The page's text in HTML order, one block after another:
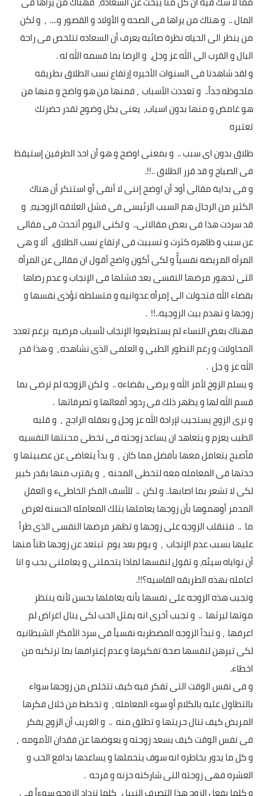
أخبار الرياضة
أخبار الفن
صحة
البوابة التعليمية
اقتصاد
المرأة والطفل
حكاية صورة
ثقافة
بداية tv
حوادث
المال .. و هناك من يراها فى الصحه و الأولاد و القصور و.... ، و لكن
من ينظر الى الحياه نظرة صائبه يعرف أن السعاده تتلخص فى راحة
البال و القرب الى الله عز وجل، و الرضا بما قسمه الله له .
و لقد شاهدنا فى السنوات الأخيره إرتفاع نسب الطلاق بطريقه
ملحوظه جداً.. و تعددت الأسباب ، فمنها من هو واضح و منها من
هو غامض و منها بدون اسباب، يعنى بكل وضوح تقدر حضرتك
تعتبره
طلاق بدون اى سبب .. و بمعنى اوضح و هو أن احد الطرفين إستيقظ
فى الصباح و قد قرر الطلاق ..!!.
و فى بداية مقالى أود أن اوضح إننى لا أنفى أو استنكر أن هناك
الكثير من الرجال هم السبب الرئيسى فى فشل العلاقه الزوجيه، و
قد سردت هذا فى بعض مقالاتى.. و لكنى اليوم أتحدث فى مقالى
عن سبب و ظاهره كثرت و تسببت فى ارتفاع نسب الطلاق، ألا و هى
المرأه المريضه نفسياًً و لكى أكون واضح أقول ان مقالى عن المرأة
التى تدهور مرضها النفسى بعد فشلها فى الإنجاب و عدم رضاها
بقضاء الله فتحولت الى إمرأه عدوانيه و متسلطه تؤذى نفسها و
زوجها و تهدم بيت الزوجيه..!! .
فهناك بعض النساء لم يستطيعوا الإنجاب لأسباب مرضيه برغم تعدد
المحاولات و رغم التطور الطبى و العلمى الذى نشاهده ، و هذا قدر
الله عز و جل .
و يسلم الزوح لأمر الله و يرضى بقضاءه .. و لكن الزوجه لم ترضى بما
قسم الله لها و يظهر ذلك فى ردود أفعالها و تصرفاتها .
و نرى الزوج يستجيب لإرادة الله عز وجل و بعقله الراجح ، و قلبه
الطيب يعزم و يتعاهد ان يساعد زوجته فى تخطى محنتها النفسيه
فأصبح يتعامل معها بأفضل مما كان ، و بدأ يتغاضى عن عصبيتها و
حدتها فى المعامله معه لتخطى المحنه ، و يقترب منها بقدر كبير
لكى لا تشعر بما اصابها.. و لكن .. للأسف الفكر الخاطىء و العقل
المدمر أوهموها بأن زوجها يعاملها بتلك المعامله الحسنه لغرض
ما .. فتنقلب الزوجه على زوجها و تظهر مرضها النفسى الذى طرأ
عليها بسبب عدم الإنجاب ، و يوم بعد يوم تبتعد عن زوجها ظناً منها
أن نواياه سيئه، و تقول لنفسها لماذا يتحملنى و يعاملنى بحب و انا
اعامله بهذه الطريقه القاسيه؟!!.
وتجيب هذه الزوجه على نفسها بأنه يعاملها بحسن لأنه ينتظر
موتها ليرثها .. و تجبب أخرى انه يمثل الحب لكى ينال اغراض لم
اعرفها ، و تبدأ الزوجه المضطربه نفسياً فى سرد الأفكار الشيطانيه
لكى تبرهن لنفسها صحة تفكيرها و عدم إعترافها بما ترتكبه من
اخطاء.
و فى نفس الوقت التى تفكر فيه كيف تتخلص من زوجها سواء
بالتطاول عليه بالكلام أو سوء المعامله ، و تخطط من خلال فكرها
المريض كيف تنال حريتها و تطلق منه .. و الغريب أن الزوج يفكر
فى نفس الوقت كيف يسعد زوجته و يعوضها عن فقدان الأمومه ،
و كل ما يدور بخاطره انه سوف يتحملها و يساعدها بدافع الحب و
العشره فهى زوجته التى شاركته حزنه و فرحه .